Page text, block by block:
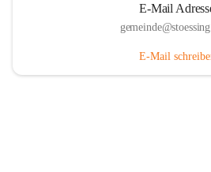
E-Mail
E-Mail